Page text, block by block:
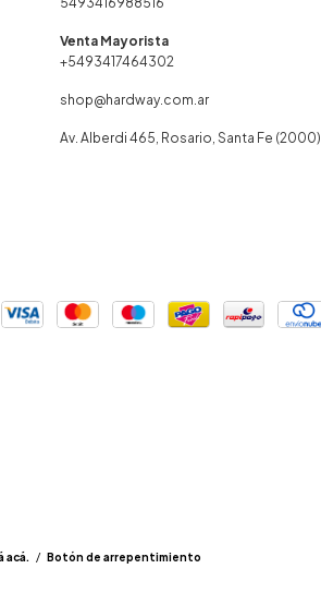
+5493417464302
shop@hardway.com.ar
Av. Alberdi 465, Rosario, Santa Fe (2000)
acá. / Botón de arrepentimiento